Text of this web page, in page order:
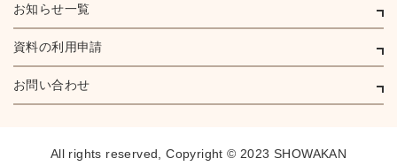
お知らせ一覧
資料の利用申請
お問い合わせ
All rights reserved,Copyright © 2023 SHOWAKAN